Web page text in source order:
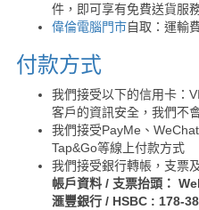
件，即可享有免費送貨服
偉倫電腦門市自取：運輸
付款方式
我們接受以下的信用卡：
客戶的資訊安全，我們不
我們接受PayMe、
Tap&Go等線上付款方式
我們接受銀行轉帳，支票
帳戶資料 / 支票抬頭：
滙豐銀行 / HSBC : 178-